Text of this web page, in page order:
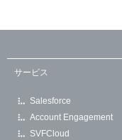
サービス
Salesforce
Account Engagement
SVFCloud